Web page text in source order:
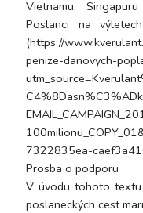
Vietnamu,
Poslanci na
(https://
penize-danovych-
7322835ea-
Prosba o podporu
V úvodu tohoto
poslaneckých cest